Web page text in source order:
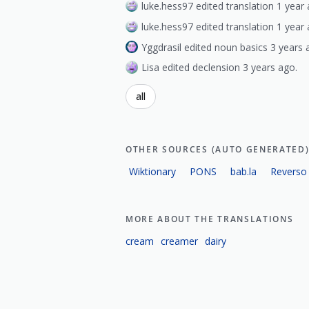
luke.hess97 edited translation 1 year
luke.hess97 edited translation 1 year
Yggdrasil edited noun basics 3 years
Lisa edited declension 3 years ago.
all
OTHER SOURCES (AUTO GENERATED)
Wiktionary PONS bab.la Reverso
MORE ABOUT THE TRANSLATIONS
cream creamer dairy